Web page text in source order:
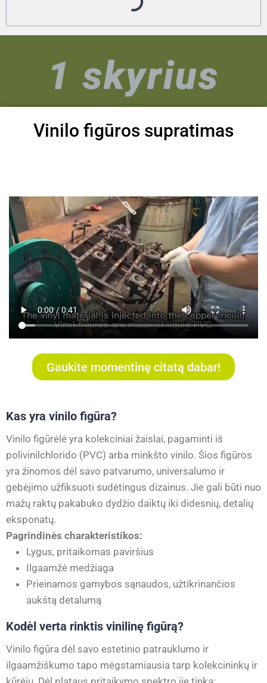
1 skyrius
Vinilo figūros supratimas
Gaukite momentinę citatą dabar!
Kas yra vinilo figūra?
Vinilo figūrėlė yra kolekciniai žaislai, pagaminti iš
polivinilchlorido (PVC) arba minkšto vinilo. Šios figūros
yra žinomos dėl savo patvarumo, universalumo ir
gebėjimo užfiksuoti sudėtingus dizainus. Jie gali būti nuo
mažų raktų pakabuko dydžio daiktų iki didesnių, detalių
eksponatų.
Pagrindinės charakteristikos:
Lygus, pritaikomas paviršius
Ilgaamžė medžiaga
Prieinamos gamybos sąnaudos, užtikrinančios
aukštą detalumą
Kodėl verta rinktis vinilinę figūrą?
Vinilo figūra dėl savo estetinio patrauklumo ir
ilgaamžiškumo tapo mėgstamiausia tarp kolekcininkų ir